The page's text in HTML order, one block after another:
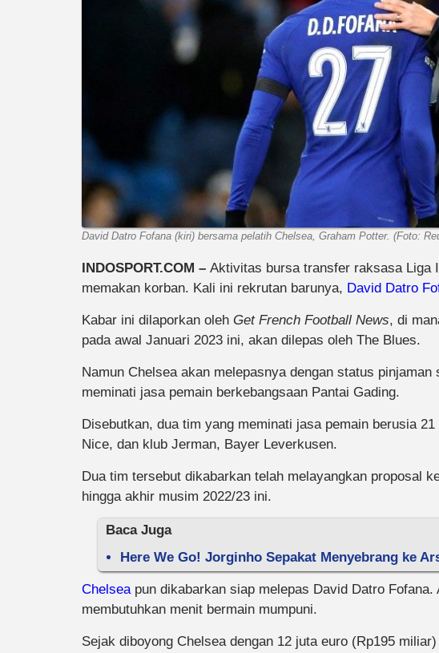
David Datro Fofana (kiri) bersama pelatih Chelsea, Graham Potter. (Foto:
INDOSPORT.COM – Aktivitas bursa transfer raksasa Liga
memakan korban. Kali ini rekrutan barunya, David Datro
Kabar ini dilaporkan oleh Get French Football News, di
pada awal Januari 2023 ini, akan dilepas oleh The Blues.
Namun Chelsea akan melepasnya dengan status
meminati jasa pemain berkebangsaan Pantai Gading.
Disebutkan, dua tim yang meminati jasa pemain berusia
Nice, dan klub Jerman, Bayer Leverkusen.
Dua tim tersebut dikabarkan telah melayangkan proposal
hingga akhir musim 2022/23 ini.
Baca Juga
Here We Go! Jorginho Sepakat Menyebrang ke
Chelseapun dikabarkan siap melepas David Datro Fofana.
membutuhkan menit bermain mumpuni.
Sejak diboyong Chelsea dengan 12 juta euro (Rp195